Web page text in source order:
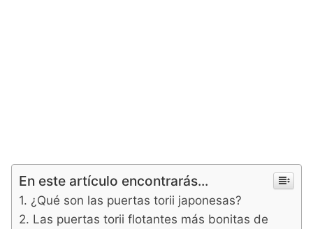
En este artículo encontrarás...
¿Qué son las puertas torii japonesas?
Las puertas torii flotantes más bonitas de